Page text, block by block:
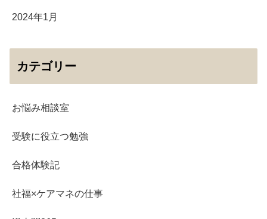
2024年1月
カテゴリー
お悩み相談室
受験に役立つ勉強
合格体験記
社福×ケアマネの仕事